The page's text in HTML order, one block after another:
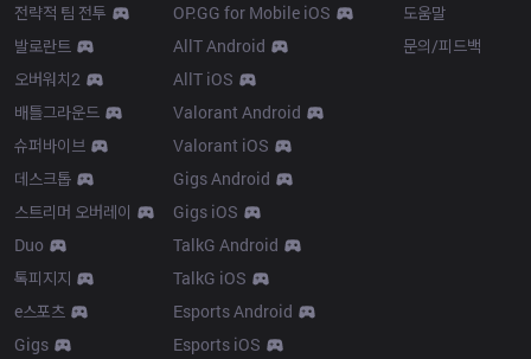
전략적 팀 전투
발로란트
오버워치2
배틀그라운드
슈퍼바이브
데스크톱
스트리머 오버레이
Duo
톡피지지
e스포츠
Gigs
OP.GG for Mobile iOS
AllT Android
AllT iOS
Valorant Android
Valorant iOS
Gigs Android
Gigs iOS
TalkG Android
TalkG iOS
Esports Android
Esports iOS
도움말
문의/피드백